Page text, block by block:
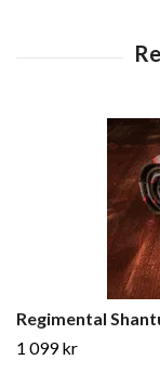
Regimental
1 099 kr